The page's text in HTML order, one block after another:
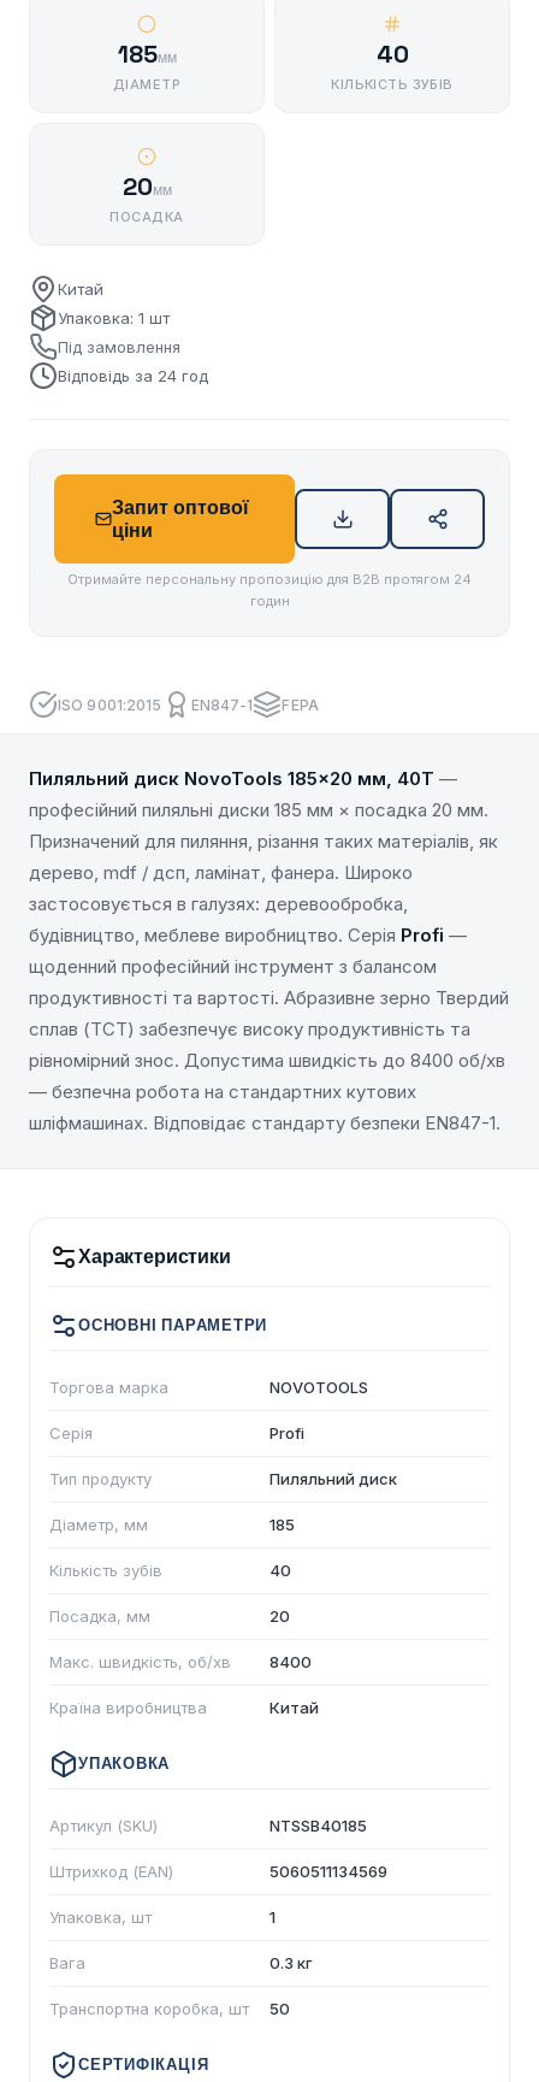
185мм
ДІАМЕТР
40
КІЛЬКІСТЬ ЗУБІВ
20мм
ПОСАДКА
Китай
Упаковка: 1 шт
Під замовлення
Відповідь за 24 год
Запит оптової
ціни
Отримайте персональну пропозицію для B2B протягом 24
годин
ISO 9001:2015 EN847-1 FEPA
Пиляльний диск NovoTools 185×20 мм, 40Т —
професійний пиляльні диски 185 мм × посадка 20 мм.
Призначений для пиляння, різання таких матеріалів, як
дерево, mdf / дсп, ламінат, фанера. Широко
застосовується в галузях: деревообробка,
будівництво, меблеве виробництво. Серія Profi —
щоденний професійний інструмент з балансом
продуктивності та вартості. Абразивне зерно Твердий
сплав (TCT) забезпечує високу продуктивність та
рівномірний знос. Допустима швидкість до 8400 об/хв
— безпечна робота на стандартних кутових
шліфмашинах. Відповідає стандарту безпеки EN847-1.
Характеристики
ОСНОВНІ ПАРАМЕТРИ
Торгова марка NOVOTOOLS
Серія Profi
Тип продукту Пиляльний диск
Діаметр, мм 185
Кількість зубів 40
Посадка, мм 20
Макс. швидкість, об/хв 8400
Країна виробництва Китай
УПАКОВКА
Артикул (SKU) NTSSB40185
Штрихкод (EAN) 5060511134569
Упаковка, шт 1
Вага 0.3 кг
Транспортна коробка, шт 50
СЕРТИФІКАЦІЯ